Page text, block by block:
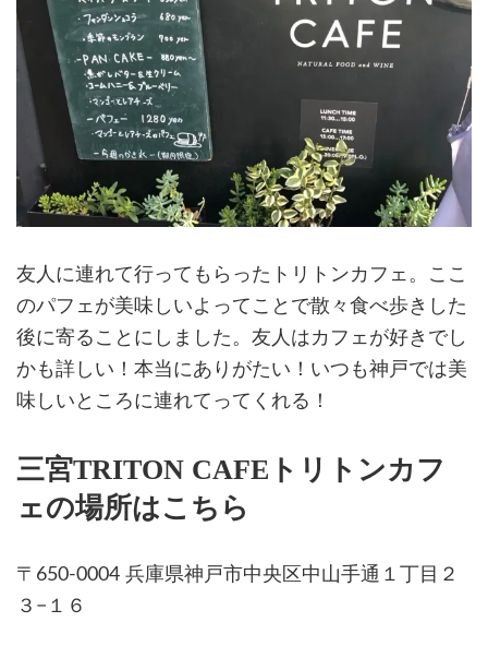
友人に連れて行ってもらったトリトンカフェ。ここ
のパフェが美味しいよってことで散々食べ歩きした
後に寄ることにしました。友人はカフェが好きでし
かも詳しい！本当にありがたい！いつも神戸では美
味しいところに連れてってくれる！
三宮TRITON CAFEトリトンカフ
ェの場所はこちら
〒650-0004 兵庫県神戸市中央区中山手通１丁目２
３−１６